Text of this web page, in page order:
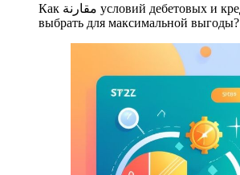
Как مقارنة условий дебетовых и кредитных карт: что
выбрать для максимальной выгоды?